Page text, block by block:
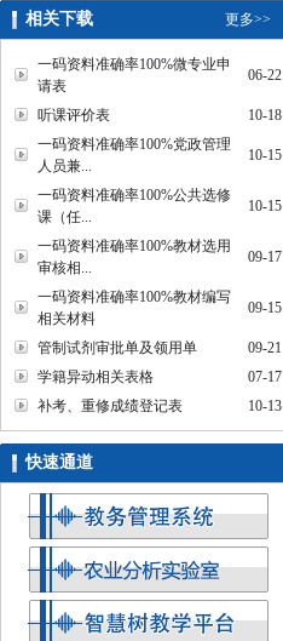
相关下载 更多>>
一码资料准确率100%微专业申
请表
06-22
听课评价表
10-18
一码资料准确率100%党政管理
人员兼...
10-15
一码资料准确率100%公共选修
课（任...
10-15
一码资料准确率100%教材选用
审核相...
09-17
一码资料准确率100%教材编写
相关材料
09-15
管制试剂审批单及领用单
09-21
学籍异动相关表格
07-17
补考、重修成绩登记表
10-13
快速通道